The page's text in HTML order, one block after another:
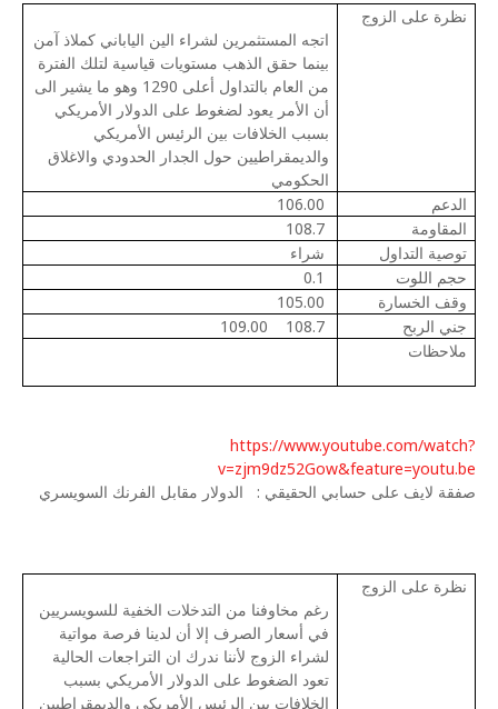
نظرة على الزوج
اتجه المستثمرين لشراء الين الياباني كملاذ آمن
بينما حقق الذهب مستويات قياسية لتلك الفترة
من العام بالتداول أعلى 1290 وهو ما يشير الى
أن الأمر يعود لضغوط على الدولار الأمريكي
بسبب الخلافات بين الرئيس الأمريكي
والديمقراطيين حول الجدار الحدودي والاغلاق
الحكومي
الدعم
106.00
المقاومة
108.7
توصية التداول
شراء
حجم اللوت
0.1
وقف الخسارة
105.00
جني الربح
108.7
109.00
ملاحظات
https://www.youtube.com/watch?
v=zjm9dz52Gow&feature=youtu.be
صفقة لايف على حسابي الحقيقي :
الدولار مقابل الفرنك السويسري
نظرة على الزوج
رغم مخاوفنا من التدخلات الخفية للسويسريين
في أسعار الصرف إلا أن لدينا فرصة مواتية
لشراء الزوج لأننا ندرك ان التراجعات الحالية
تعود الضغوط على الدولار الأمريكي بسبب
الخلافات بين الرئيس الأمريكي والديمقراطيين